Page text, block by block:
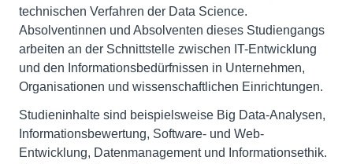
technischen Verfahren der Data Science.
Absolventinnen und Absolventen dieses Studiengangs
arbeiten an der Schnittstelle zwischen IT-Entwicklung
und den Informationsbedürfnissen in Unternehmen,
Organisationen und wissenschaftlichen Einrichtungen.
Studieninhalte sind beispielsweise Big Data-Analysen,
Informationsbewertung, Software- und Web-
Entwicklung, Datenmanagement und Informationsethik.